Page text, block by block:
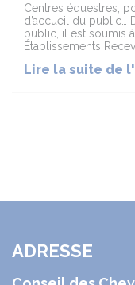
Centres équestres,
d’accueil du public…
public, il est soumis
Établissements
Lire la suite de
ADRESSE